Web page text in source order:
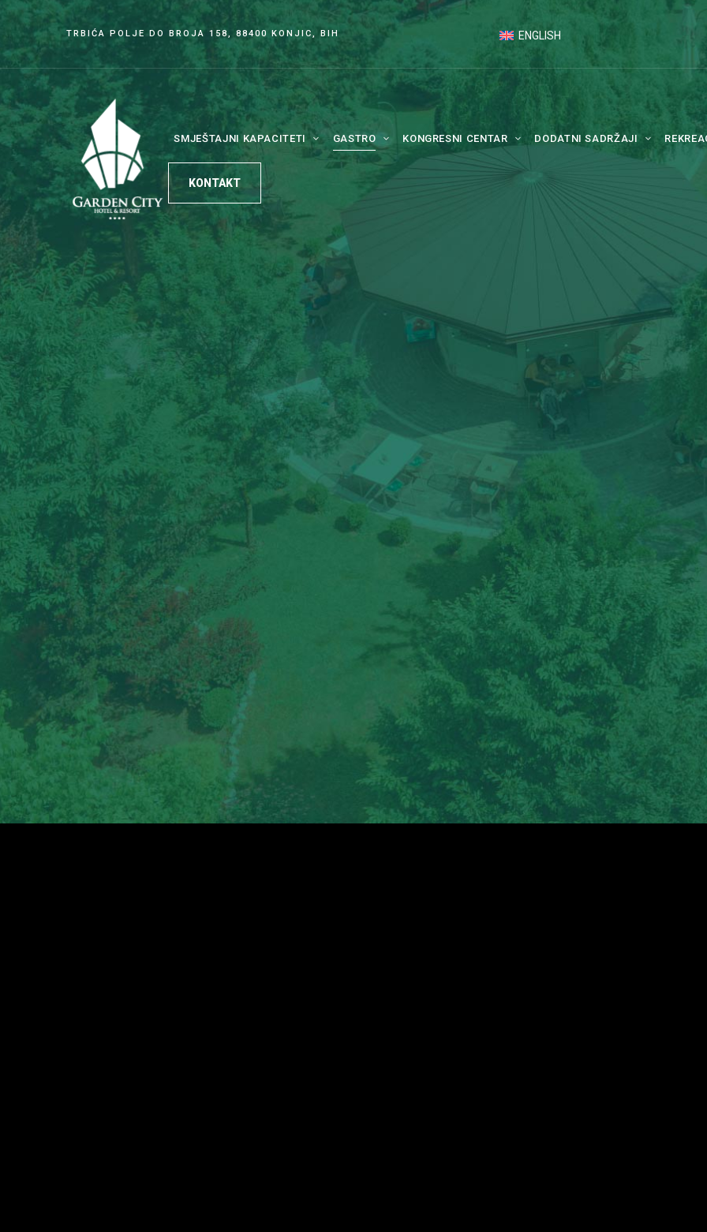
TRBIĆA POLJE DO BROJA 158, 88400 KONJIC, BIH ENGLISH
SMJEŠTAJNI KAPACITETI GASTRO KONGRESNI CENTAR DODATNI SADRŽAJI
KONTAKT